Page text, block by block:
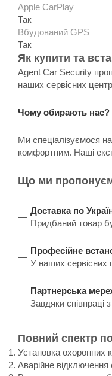
Apple CarPlay
Так
Вбудований GPS
Так
Як купити та
Agent Car Security
наших сервісних
Чому обирають нас?
Ми спеціалізуємося
комфортним. Наші
Що ми
Доставка по
Придбаний товар
Професійне
У наших сервісних
Партнерська
Завдяки співпраці
Повний спектр
Установка охоронних
Аварійне відключення